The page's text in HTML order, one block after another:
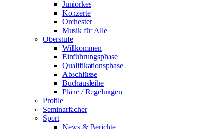
Juniorkes
Konzerte
Orchester
Musik für Alle
Oberstufe
Willkommen
Einführungsphase
Qualifikationsphase
Abschlüsse
Buchausleihe
Pläne / Regelungen
Profile
Seminarfächer
Sport
News & Berichte